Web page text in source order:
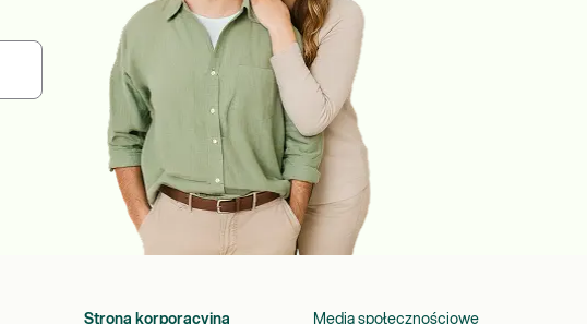
Strona korporacyjna Media społecznościowe